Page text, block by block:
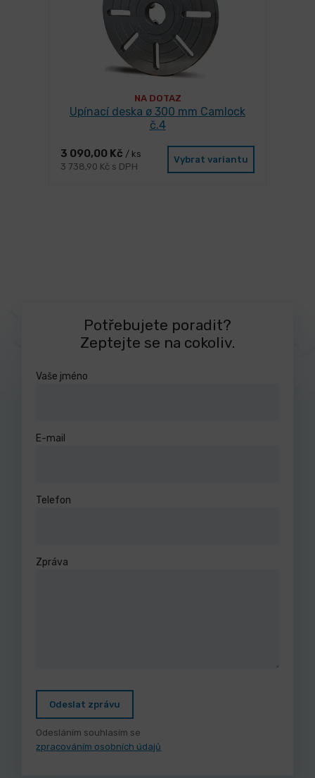
NA DOTAZ
Upínací deska ø 300 mm Camlock
č.4
3 090,00 Kč / ks
3 738,90 Kč s DPH
Vybrat variantu
Potřebujete poradit?
Zeptejte se na cokoliv.
Vaše jméno
E-mail
Telefon
Zpráva
Odeslat zprávu
Odesláním souhlasím se
zpracováním osobních údajů